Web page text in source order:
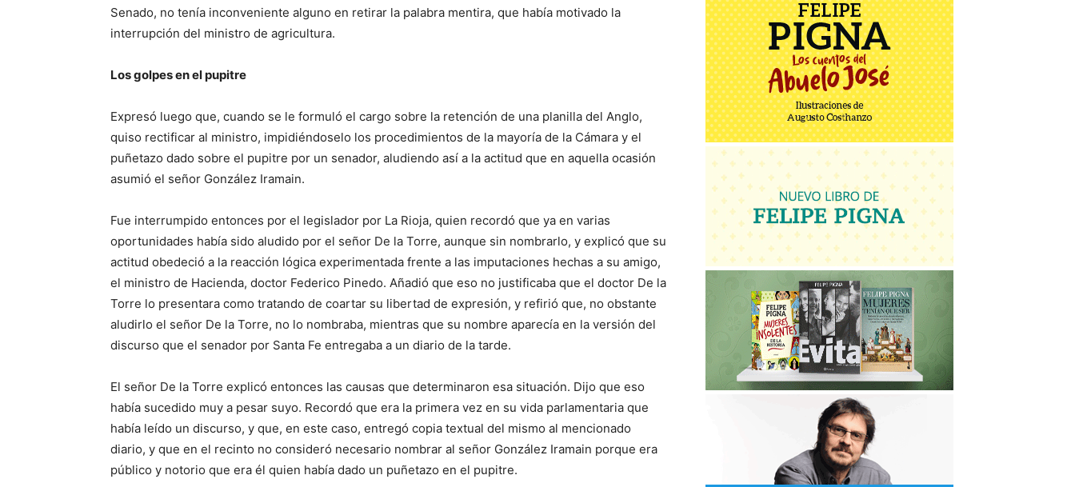
Senado, no tenía inconveniente alguno en retirar la palabra mentira, que había motivado la
interrupción del ministro de agricultura.
Los golpes en el pupitre
Expresó luego que, cuando se le formuló el cargo sobre la retención de una planilla del Anglo,
quiso rectificar al ministro, impidiéndoselo los procedimientos de la mayoría de la Cámara y el
puñetazo dado sobre el pupitre por un senador, aludiendo así a la actitud que en aquella ocasión
asumió el señor González Iramain.
Fue interrumpido entonces por el legislador por La Rioja, quien recordó que ya en varias
oportunidades había sido aludido por el señor De la Torre, aunque sin nombrarlo, y explicó que su
actitud obedeció a la reacción lógica experimentada frente a las imputaciones hechas a su amigo,
el ministro de Hacienda, doctor Federico Pinedo. Añadió que eso no justificaba que el doctor De la
Torre lo presentara como tratando de coartar su libertad de expresión, y refirió que, no obstante
aludirlo el señor De la Torre, no lo nombraba, mientras que su nombre aparecía en la versión del
discurso que el senador por Santa Fe entregaba a un diario de la tarde.
El señor De la Torre explicó entonces las causas que determinaron esa situación. Dijo que eso
había sucedido muy a pesar suyo. Recordó que era la primera vez en su vida parlamentaria que
había leído un discurso, y que, en este caso, entregó copia textual del mismo al mencionado
diario, y que en el recinto no consideró necesario nombrar al señor González Iramain porque era
público y notorio que era él quien había dado un puñetazo en el pupitre.